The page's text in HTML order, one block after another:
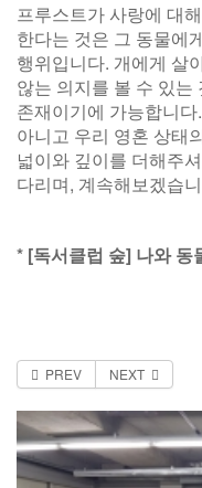
프루스트가 사랑에 대
한다는 것은 그 동물에
행위입니다. 개에게 살
않는 의지를 볼 수 있는
존재이기에 가능합니
아니고 우리 영혼 상태
넓이와 깊이를 더해주
다리며, 계속해보겠습
* [독서클럽 숲] 나와 동
PREV NEXT